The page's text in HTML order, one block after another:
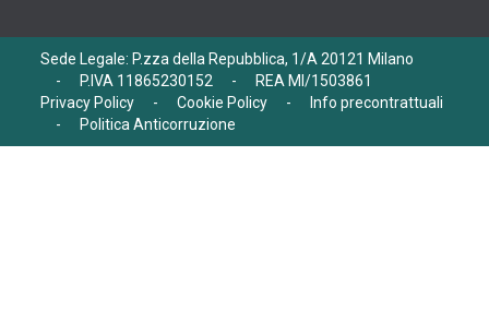
Sede Legale: P.zza della Repubblica, 1/A 20121 Milano
-
P.IVA 11865230152 -
REA MI/1503861
Privacy Policy
- Cookie Policy -
Info precontrattuali
-
Politica Anticorruzione